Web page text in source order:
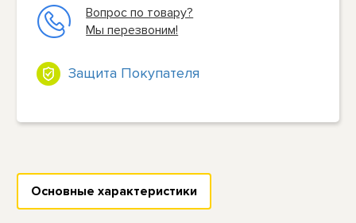
Вопрос по товару?
Мы перезвоним!
Защита Покупателя
Основные характеристики